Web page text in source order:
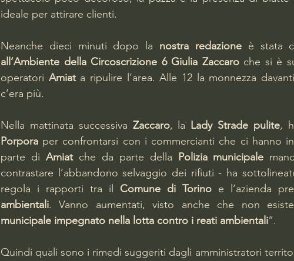
ideale per attirare clienti.
Neanche dieci minuti dopo la nostra redazione è stata
all’Ambiente della Circoscrizione 6 Giulia Zaccaro che si è
operatori Amiat a ripulire l’area. Alle 12 la monnezza
c’era più.
Nella mattinata successiva Zaccaro, la Lady Strade pulite,
Porpora per confrontarsi con i commercianti che ci hanno
parte di Amiat che da parte della Polizia municipale
contrastare l’abbandono selvaggio dei rifiuti - ha
regola i rapporti tra il Comune di Torino e l’azienda
ambientali. Vanno aumentati, visto anche che non
municipale impegnato nella lotta contro i reati ambientali”.
Quindi quali sono i rimedi suggeriti dagli amministratori